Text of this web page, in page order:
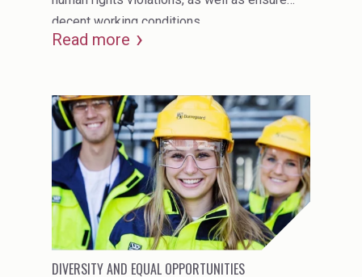
Industrial Binders
Mineral Processing
Paints & Coatings
Paper & Packaging
Personal Care & Cosmetics
Pharmaceutical Intermediates
decent working conditions.
Read more
DIVERSITY AND EQUAL OPPORTUNITIES